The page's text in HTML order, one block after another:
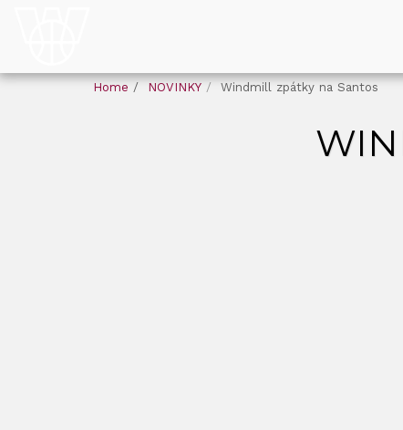
Home NOVINKY Windmill zpátky na Santos